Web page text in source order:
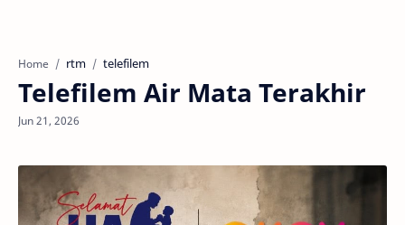
Home rtm telefilem
Telefilem Air Mata Terakhir